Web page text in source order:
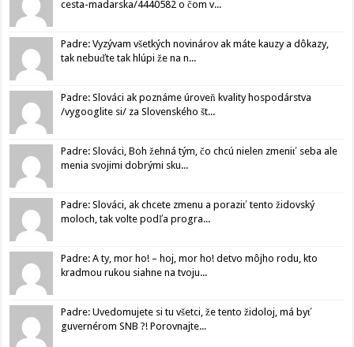
cesta-madarska/4440582 o čom v...
Padre: Vyzývam všetkých novinárov ak máte kauzy a dôkazy,
tak nebuďte tak hlúpi že na n...
Padre: Slováci ak poznáme úroveň kvality hospodárstva
/vygooglite si/ za Slovenského št...
Padre: Slováci, Boh žehná tým, čo chcú nielen zmeniť seba ale
menia svojimi dobrými sku...
Padre: Slováci, ak chcete zmenu a poraziť tento židovský
moloch, tak volte podľa progra...
Padre: A ty, mor ho! – hoj, mor ho! detvo môjho rodu, kto
kradmou rukou siahne na tvoju...
Padre: Uvedomujete si tu všetci, že tento židoloj, má byť
guvernérom SNB ?! Porovnajte...